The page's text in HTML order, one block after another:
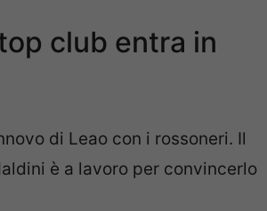
club entra in
di Leao con i rossoneri. Il
è a lavoro per convincerlo